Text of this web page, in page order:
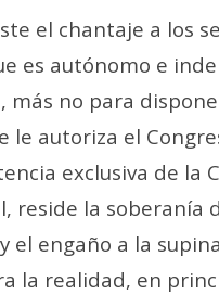
el chantaje a los
es autónomo e
más no para
le autoriza el
exclusiva de la
reside la
el engaño a la
la realidad, en